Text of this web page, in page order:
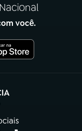
você.
nova aba)